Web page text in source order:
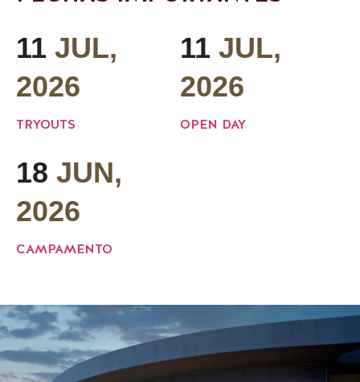
11 JUL,
2026
TRYOUTS
11 JUL,
2026
OPEN DAY
18 JUN,
2026
CAMPAMENTO